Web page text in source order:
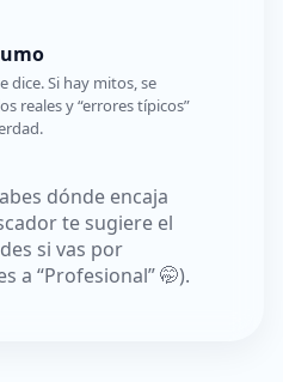
dice. Si hay mitos, se
reales y “errores típicos”
dónde encaja
te sugiere el
si vas por
a “Profesional” 🤭).